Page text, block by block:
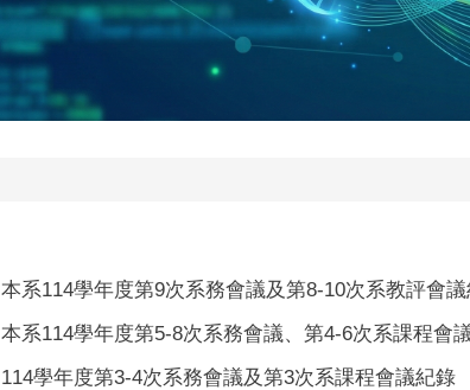
本系114學年度第9次系務會議及第8-10次系教評會
本系114學年度第5-8次系務會議、第4-6次系課程會
114學年度第3-4次系務會議及第3次系課程會議紀錄